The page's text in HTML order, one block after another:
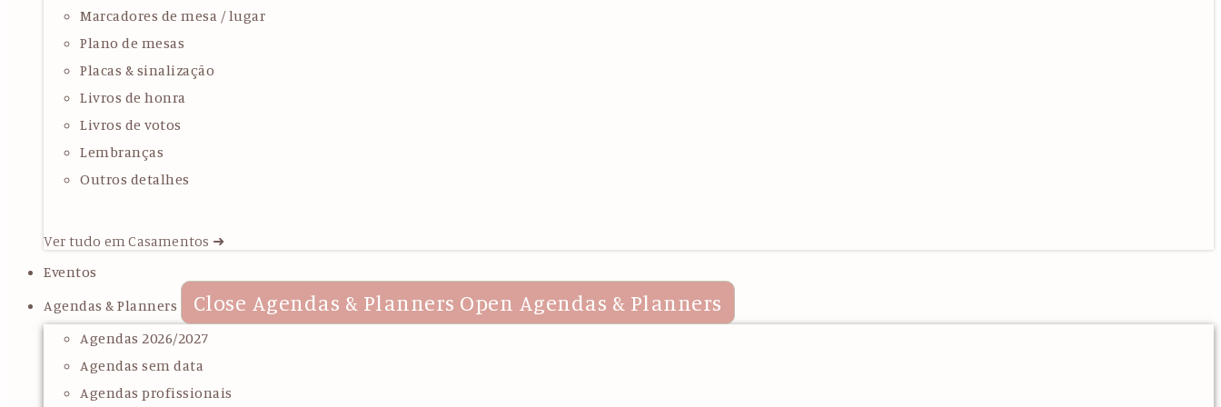
Marcadores de mesa / lugar
Plano de mesas
Placas & sinalização
Livros de honra
Livros de votos
Lembranças
Outros detalhes
Ver tudo em Casamentos ➜
Eventos
Agendas & Planners
Close Agendas & Planners Open Agendas & Planners
Agendas 2026/2027
Agendas sem data
Agendas profissionais